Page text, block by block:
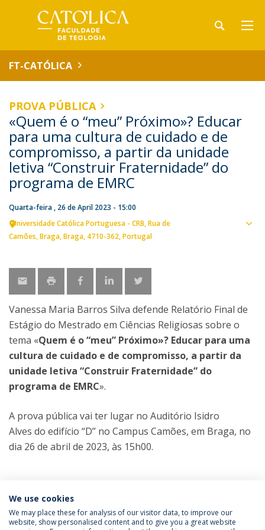
FT-CATÓLICA
PROVA PÚBLICA
«Quem é o “meu” Próximo»? Educar
para uma cultura de cuidado e de
compromisso, a partir da unidade
letiva “Construir Fraternidade” do
programa de EMRC
Quarta-feira , 26 de April 2023 - 15:00
Universidade Católica Portuguesa - CRB Rua de
Camões Braga Braga 4710-362 Portugal
Vanessa Maria Barros Silva defende Relatório Final de
Estágio do Mestrado em Ciências Religiosas sobre o
tema «Quem é o “meu” Próximo»? Educar para uma
cultura de cuidado e de compromisso, a partir da
unidade letiva “Construir Fraternidade” do
programa de EMRC».
A prova pública vai ter lugar no Auditório Isidro
Alves do edifício “D” no Campus Camões, em Braga, no
dia 26 de abril de 2023, às 15h00.
Mestrado em Ciências Religiosas
We use cookies
We may place these for analysis of our visitor data, to improve our
website, show personalised content and to give you a great website